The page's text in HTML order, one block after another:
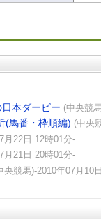
本ダービー (中央競
(馬番・枠順編) (中央
月22日 12時01分-
月21日 20時01分-
央競馬)-2010年07月10